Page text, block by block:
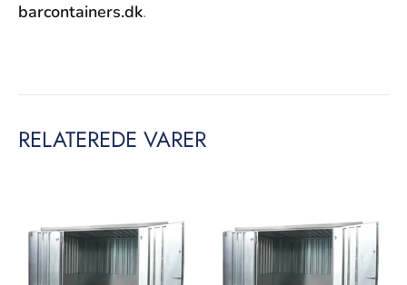
barcontainers.dk.
RELATEREDE VARER